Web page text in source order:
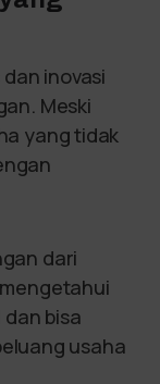
inovasi
Meski
yang tidak
dari
bisa
usaha